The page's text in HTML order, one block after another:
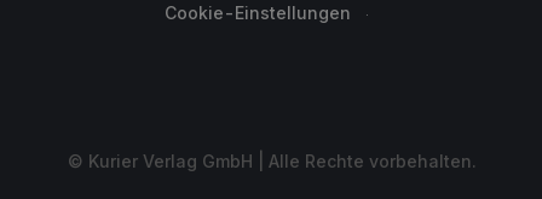
Cookie-Einstellungen
© Kurier Verlag GmbH | Alle Rechte vorbehalten.